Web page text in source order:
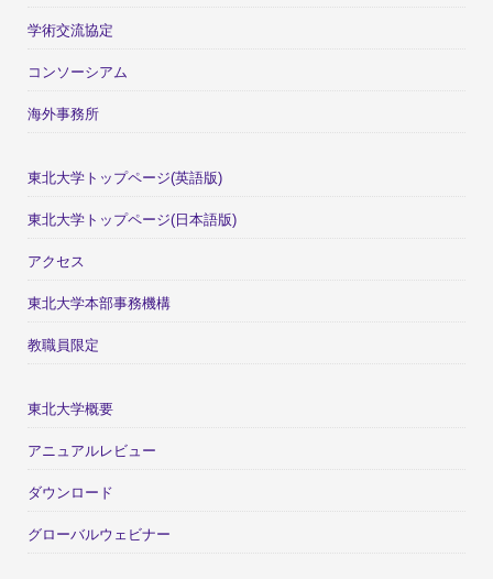
学術交流協定
コンソーシアム
海外事務所
東北大学トップページ(英語版)
東北大学トップページ(日本語版)
アクセス
東北大学本部事務機構
教職員限定
東北大学概要
アニュアルレビュー
ダウンロード
グローバルウェビナー